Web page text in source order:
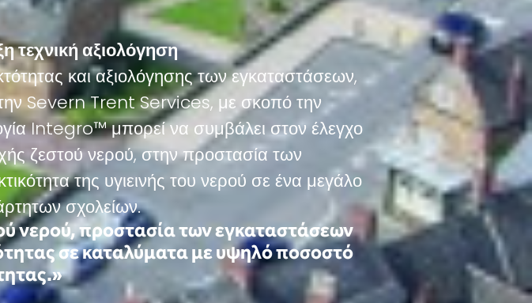
τεχνική αξιολόγηση
και αξιολόγησης των εγκαταστάσεων,
Severn Trent Services, με σκοπό την
Integro™ μπορεί να συμβάλει στον έλεγχο
ζεστού νερού, στην προστασία των
της υγιεινής του νερού σε ένα μεγάλο
σχολείων.
νερού, προστασία των εγκαταστάσεων
σε καταλύματα με υψηλό ποσοστό